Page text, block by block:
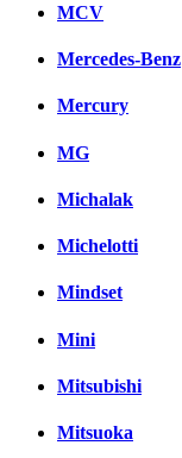
MCV
Mercedes-Benz
Mercury
MG
Michalak
Michelotti
Mindset
Mini
Mitsubishi
Mitsuoka